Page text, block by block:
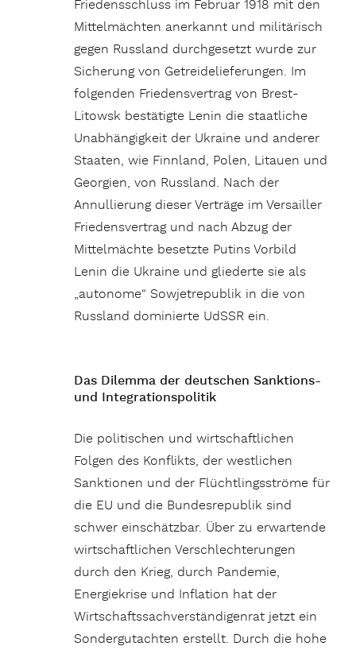
Friedensschluss im Februar 1918 mit den
Mittelmächten anerkannt und militärisch
gegen Russland durchgesetzt wurde zur
Sicherung von Getreidelieferungen. Im
folgenden Friedensvertrag von Brest-
Litowsk bestätigte Lenin die staatliche
Unabhängigkeit der Ukraine und anderer
Staaten, wie Finnland, Polen, Litauen und
Georgien, von Russland. Nach der
Annullierung dieser Verträge im Versailler
Friedensvertrag und nach Abzug der
Mittelmächte besetzte Putins Vorbild
Lenin die Ukraine und gliederte sie als
„autonome“ Sowjetrepublik in die von
Russland dominierte UdSSR ein.
Das Dilemma der deutschen Sanktions-
und Integrationspolitik
Die politischen und wirtschaftlichen
Folgen des Konflikts, der westlichen
Sanktionen und der Flüchtlingsströme für
die EU und die Bundesrepublik sind
schwer einschätzbar. Über zu erwartende
wirtschaftlichen Verschlechterungen
durch den Krieg, durch Pandemie,
Energiekrise und Inflation hat der
Wirtschaftssachverständigenrat jetzt ein
Sondergutachten erstellt. Durch die hohe